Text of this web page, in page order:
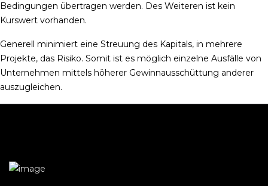
Bedingungen übertragen werden. Des Weiteren ist kein
Kurswert vorhanden.
Generell minimiert eine Streuung des Kapitals, in mehrere
Projekte, das Risiko. Somit ist es möglich einzelne Ausfälle von
Unternehmen mittels höherer Gewinnausschüttung anderer
auszugleichen.